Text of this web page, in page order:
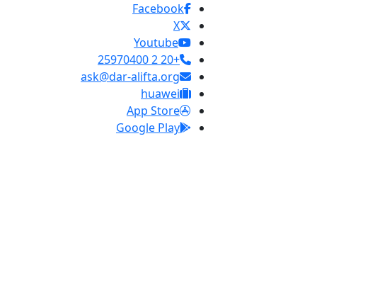
Facebook
X
Youtube
+20 2 25970400
ask@dar-alifta.org
huawei
App Store
Google Play